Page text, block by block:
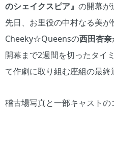
のシェイクスピア』 の開幕が
先日、お里役の中村なる美が
Cheeky☆Queensの西田杏奈
開幕まで2週間を切ったタイ
て作劇に取り組む座組の最終
稽古場写真と一部キャストの